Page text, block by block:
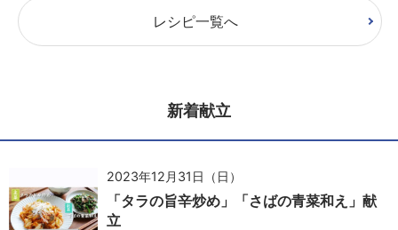
レシピ一覧へ
新着献立
2023年12月31日（日）
「タラの旨辛炒め」「さばの青菜和え」献
立